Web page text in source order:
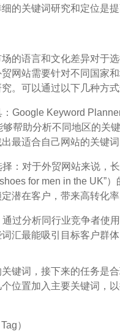
的关键词研究和定位是
的语言和文化差异对于
网站需要针对不同国家
。可以通过以下几种方式
Google Keyword
帮助分析不同地区的关键
最适合自己网站的关键词
：对于外贸网站来说，
shoes for men in the UK”
潜在客户，带来高转化率
过分析同行业竞争者使用
汇最能吸引目标客户群体
键词，接下来的任务是
位置加入主要关键词，以
）